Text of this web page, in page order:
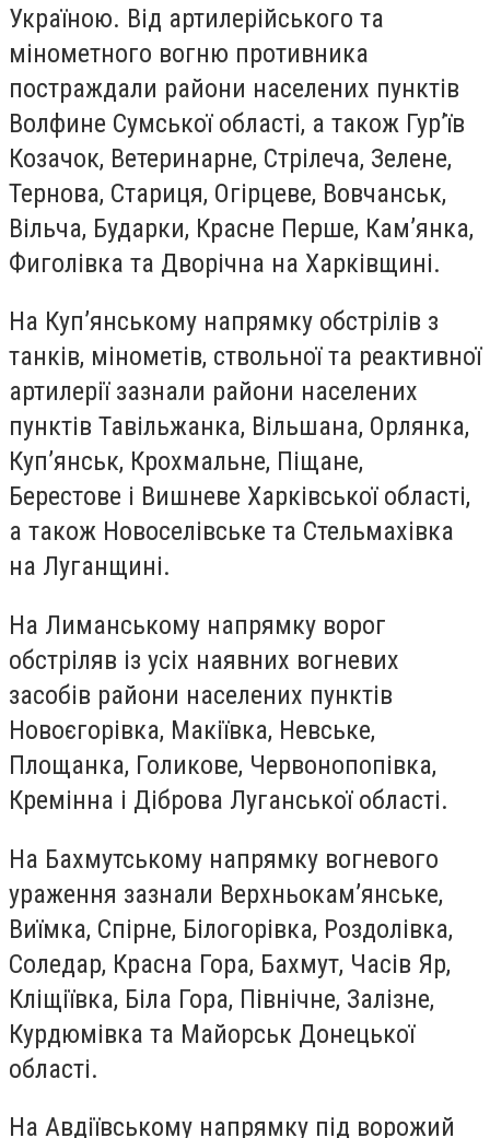
Україною. Від артилерійського та
мінометного вогню противника
постраждали райони населених пунктів
Волфине Сумської області, а також Гур’їв
Козачок, Ветеринарне, Стрілеча, Зелене,
Тернова, Стариця, Огірцеве, Вовчанськ,
Вільча, Бударки, Красне Перше, Кам’янка,
Фиголівка та Дворічна на Харківщині.
На Куп’янському напрямку обстрілів з
танків, мінометів, ствольної та реактивної
артилерії зазнали райони населених
пунктів Тавільжанка, Вільшана, Орлянка,
Куп’янськ, Крохмальне, Піщане,
Берестове і Вишневе Харківської області,
а також Новоселівське та Стельмахівка
на Луганщині.
На Лиманському напрямку ворог
обстріляв із усіх наявних вогневих
засобів райони населених пунктів
Новоєгорівка, Макіївка, Невське,
Площанка, Голикове, Червонопопівка,
Кремінна і Діброва Луганської області.
На Бахмутському напрямку вогневого
ураження зазнали Верхньокам’янське,
Виїмка, Спірне, Білогорівка, Роздолівка,
Соледар, Красна Гора, Бахмут, Часів Яр,
Кліщіївка, Біла Гора, Північне, Залізне,
Курдюмівка та Майорськ Донецької
області.
На Авдіївському напрямку під ворожий